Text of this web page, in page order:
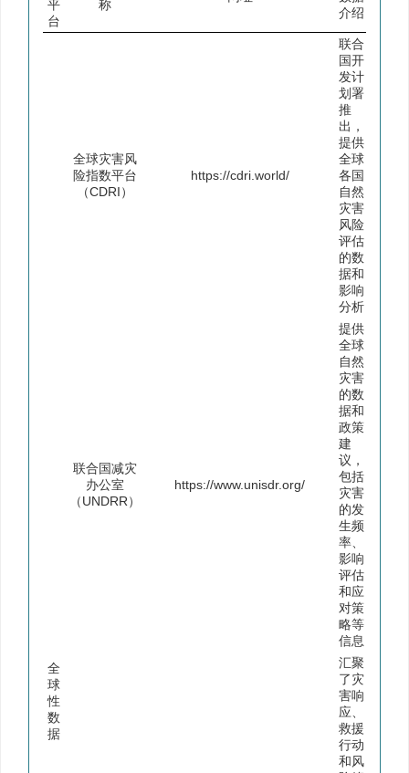
平
台
称
介绍
全
球
性
数
据
全球灾害风
险指数平台
（CDRI）
https://cdri.world/
联合
国开
发计
划署
推
出，
提供
全球
各国
自然
灾害
风险
评估
的数
据和
影响
分析
联合国减灾
办公室
（UNDRR）
https://www.unisdr.org/
提供
全球
自然
灾害
的数
据和
政策
建
议，
包括
灾害
的发
生频
率、
影响
评估
和应
对策
略等
信息
汇聚
了灾
害响
应、
救援
行动
和风